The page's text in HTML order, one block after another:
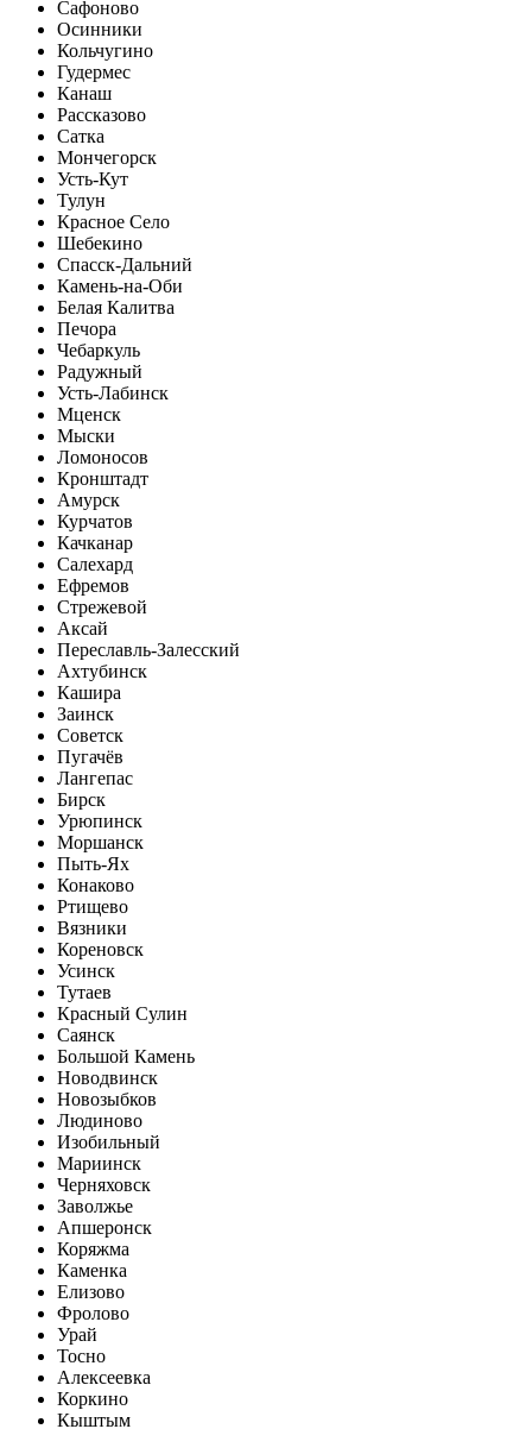
Сафоново
Осинники
Кольчугино
Гудермес
Канаш
Рассказово
Сатка
Мончегорск
Усть-Кут
Тулун
Красное Село
Шебекино
Спасск-Дальний
Камень-на-Оби
Белая Калитва
Печора
Чебаркуль
Радужный
Усть-Лабинск
Мценск
Мыски
Ломоносов
Кронштадт
Амурск
Курчатов
Качканар
Салехард
Ефремов
Стрежевой
Аксай
Переславль-Залесский
Ахтубинск
Кашира
Заинск
Советск
Пугачёв
Лангепас
Бирск
Урюпинск
Моршанск
Пыть-Ях
Конаково
Ртищево
Вязники
Кореновск
Усинск
Тутаев
Красный Сулин
Саянск
Большой Камень
Новодвинск
Новозыбков
Людиново
Изобильный
Мариинск
Черняховск
Заволжье
Апшеронск
Коряжма
Каменка
Елизово
Фролово
Урай
Тосно
Алексеевка
Коркино
Кыштым